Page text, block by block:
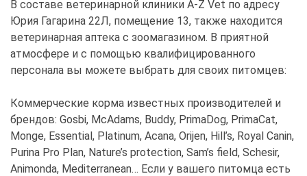
В составе ветеринарной клиники A-Z Vet по адресу
Юрия Гагарина 22Л, помещение 13, также находится
ветеринарная аптека с зоомагазином. В приятной
атмосфере и с помощью квалифицированного
персонала вы можете выбрать для своих питомцев:
Коммерческие корма известных производителей и
брендов: Gosbi, McAdams, Buddy, PrimaDog, PrimaCat,
Monge, Essential, Platinum, Acana, Orijen, Hill’s, Royal Canin,
Purina Pro Plan, Nature’s protection, Sam’s field, Schesir,
Animonda, Mediterranean… Если у вашего питомца есть